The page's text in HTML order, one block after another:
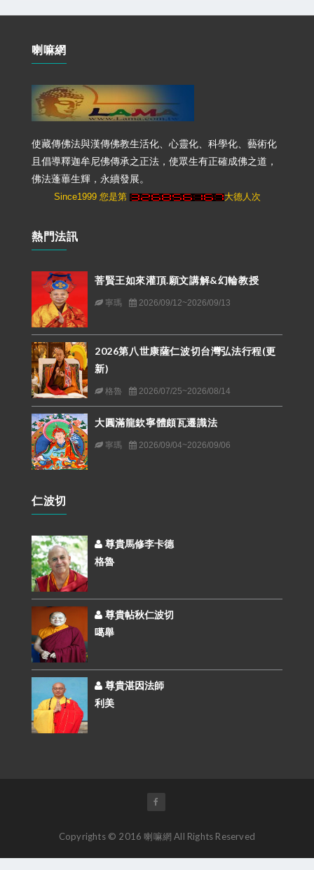
喇嘛網
使藏傳佛法與漢傳佛教生活化、心靈化、科學化、藝術化
且倡導釋迦牟尼佛傳承之正法，使眾生有正確成佛之道，
佛法蓬蓽生輝，永續發展。
Since1999 您是第 大德人次
熱門法訊
菩賢王如來灌頂.願文講解&幻輪教授
寧瑪 2026/09/12~2026/09/13
2026第八世康薩仁波切台灣弘法行程(更
新)
格魯 2026/07/25~2026/08/14
大圓滿龍欽寧體頗瓦遷識法
寧瑪 2026/09/04~2026/09/06
仁波切
尊貴馬修李卡德
格魯
尊貴帖秋仁波切
噶舉
尊貴湛因法師
利美
Copyrights © 2016 喇嘛網 All Rights Reserved